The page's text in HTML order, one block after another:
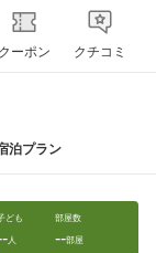
クーポン クチコミ
泊プラン
ども
人
部屋数
--部屋